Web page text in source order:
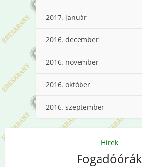
2017. január
2016. december
2016. november
2016. október
2016. szeptember
Hírek
Fogadóórák